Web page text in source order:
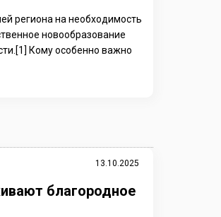
региона на необходимость
новообразование
Кому особенно важно
13.10.2025
благородное